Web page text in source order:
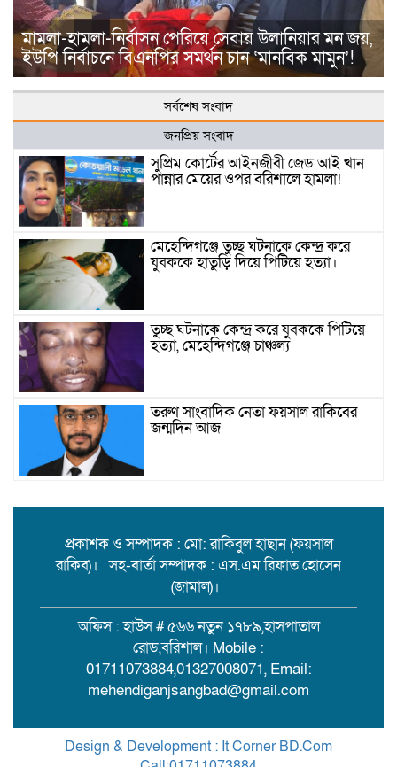
মামলা-হামলা-নির্বাসন পেরিয়ে সেবায় উলানিয়ার মন জয়,
ইউপি নির্বাচনে বিএনপির সমর্থন চান ‘মানবিক মামুন’!
সর্বশেষ সংবাদ
জনপ্রিয় সংবাদ
সুপ্রিম কোর্টের আইনজীবী জেড আই খান
পান্নার মেয়ের ওপর বরিশালে হামলা!
মেহেন্দিগঞ্জে তুচ্ছ ঘটনাকে কেন্দ্র করে
যুবককে হাতুড়ি দিয়ে পিটিয়ে হত্যা।
তুচ্ছ ঘটনাকে কেন্দ্র করে যুবককে পিটিয়ে
হত্যা, মেহেন্দিগঞ্জে চাঞ্চল্য
তরুণ সাংবাদিক নেতা ফয়সাল রাকিবের
জন্মদিন আজ
মামলা-হামলা-নির্বাসন পেরিয়ে সেবায়
উলানিয়ার মন জয়, ইউপি নির্বাচনে
বিএনপির সমর্থন চান ‘মানবিক মামুন’!
বিয়ের দাওয়াত শেষে ফেরা হলো না:
মেহেন্দীগঞ্জে ট্রলার থেকে পড়ে কিশোর
নিখোঁজ
আন্তঃজেলা ডাকাত চক্রের সদস্য রাসেল
মিয়া গ্রেপ্তার
প্রকাশক ও সম্পাদক : মো: রাকিবুল হাছান (ফয়সাল
রাকিব)। সহ-বার্তা সম্পাদক : এস.এম রিফাত হোসেন
(জামাল)।
অফিস : হাউস # ৫৬৬ নতুন ১৭৮৯,হাসপাতাল
রোড,বরিশাল। Mobile :
01711073884,01327008071, Email:
mehendiganjsangbad@gmail.com
Design & Development : It Corner BD.Com